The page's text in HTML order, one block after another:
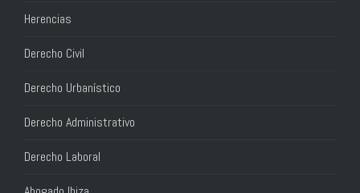
Herencias
Derecho Civil
Derecho Urbanístico
Derecho Administrativo
Derecho Laboral